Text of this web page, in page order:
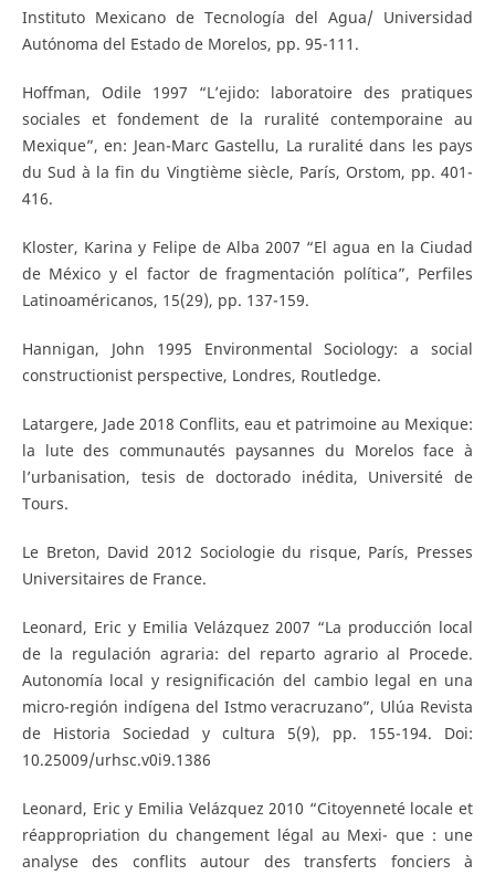
Instituto Mexicano de Tecnología del Agua/ Universidad
Autónoma del Estado de Morelos, pp. 95-111.
Hoffman, Odile 1997 “L’ejido: laboratoire des pratiques
sociales et fondement de la ruralité contemporaine au
Mexique”, en: Jean-Marc Gastellu, La ruralité dans les pays
du Sud à la fin du Vingtième siècle, París, Orstom, pp. 401-
416.
Kloster, Karina y Felipe de Alba 2007 “El agua en la Ciudad
de México y el factor de fragmentación política”, Perfiles
Latinoaméricanos, 15(29), pp. 137-159.
Hannigan, John 1995 Environmental Sociology: a social
constructionist perspective, Londres, Routledge.
Latargere, Jade 2018 Conflits, eau et patrimoine au Mexique:
la lute des communautés paysannes du Morelos face à
l’urbanisation, tesis de doctorado inédita, Université de
Tours.
Le Breton, David 2012 Sociologie du risque, París, Presses
Universitaires de France.
Leonard, Eric y Emilia Velázquez 2007 “La producción local
de la regulación agraria: del reparto agrario al Procede.
Autonomía local y resignificación del cambio legal en una
micro-región indígena del Istmo veracruzano”, Ulúa Revista
de Historia Sociedad y cultura 5(9), pp. 155-194. Doi:
10.25009/urhsc.v0i9.1386
Leonard, Eric y Emilia Velázquez 2010 “Citoyenneté locale et
réappropriation du changement légal au Mexi- que : une
analyse des conflits autour des transferts fonciers à